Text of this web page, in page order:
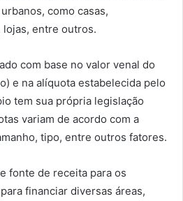
como casas,
entre outros.
com base no valor venal do
e na alíquota estabelecida pelo
tem sua própria legislação
variam de acordo com a
tipo, entre outros fatores.
fonte de receita para os
financiar diversas áreas,